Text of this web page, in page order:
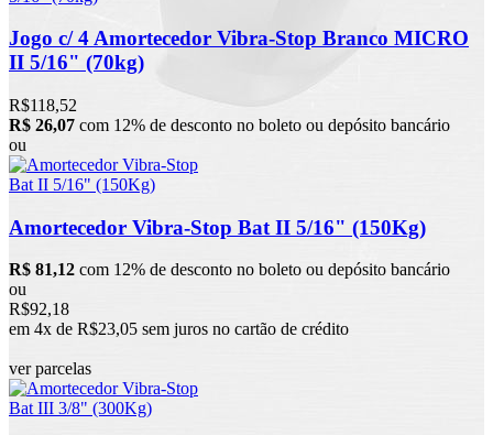
Jogo c/ 4 Amortecedor Vibra-Stop Branco MICRO
II 5/16" (70kg)
R$118,52
R$ 26,07 com 12% de desconto no boleto ou depósito bancário
ou
Amortecedor Vibra-Stop Bat II 5/16" (150Kg)
R$ 81,12 com 12% de desconto no boleto ou depósito bancário
ou
R$92,18
em 4x de R$23,05 sem juros no cartão de crédito
ver parcelas